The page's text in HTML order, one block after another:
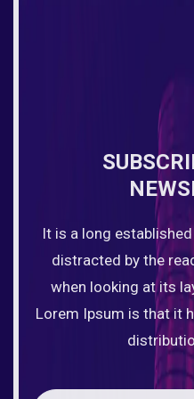
It is a long
distracted by the
when looking at its
Lorem Ipsum is that it